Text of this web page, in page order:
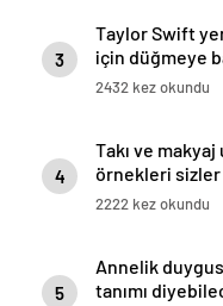
3
Taylor Swift
için düğmeye
medyadan
2432 kez okundu
4
Takı ve
örnekleri
2222 kez okundu
5
Annelik
tanımı